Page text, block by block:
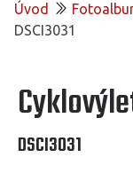
Úvod
DSCI3031
DSCI3031